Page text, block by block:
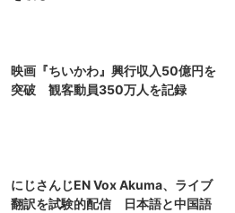
映画『ちいかわ』興行収入50億円を
突破 観客動員350万人を記録
にじさんじEN Vox Akuma、ライブ
翻訳を試験的配信 日本語と中国語